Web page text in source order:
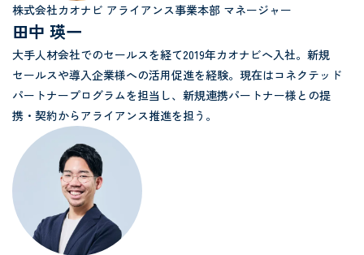
株式会社カオナビ アライアンス事業本部 マネージャー
田中 瑛一
大手人材会社でのセールスを経て2019年カオナビへ入社。新規
セールスや導入企業様への活用促進を経験。現在はコネクテッド
パートナープログラムを担当し、新規連携パートナー様との提
携・契約からアライアンス推進を担う。